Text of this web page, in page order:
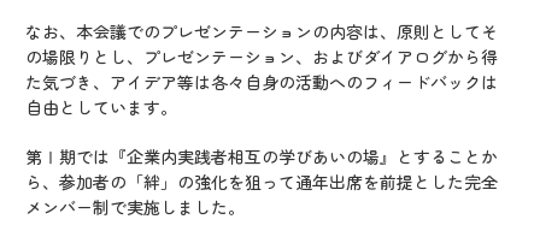
なお、本会議でのプレゼンテーションの内容は、原則としてそ
の場限りとし、プレゼンテーション、およびダイアログから得
た気づき、アイデア等は各々自身の活動へのフィードバックは
自由としています。
第Ⅰ期では『企業内実践者相互の学びあいの場』とすることか
ら、参加者の「絆」の強化を狙って通年出席を前提とした完全
メンバー制で実施しました。